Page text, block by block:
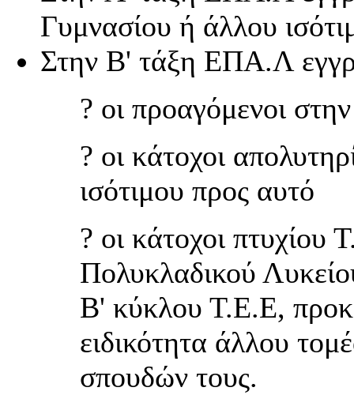
Γυμνασίου ή άλλου
Στην Β' τάξη ΕΠΑ.Λ
? οι προαγόμενοι
? οι κάτοχοι
ισότιμου προς αυτό
? οι κάτοχοι
Πολυκλαδικού
Β' κύκλου Τ.Ε.Ε,
ειδικότητα άλλου
σπουδών τους.